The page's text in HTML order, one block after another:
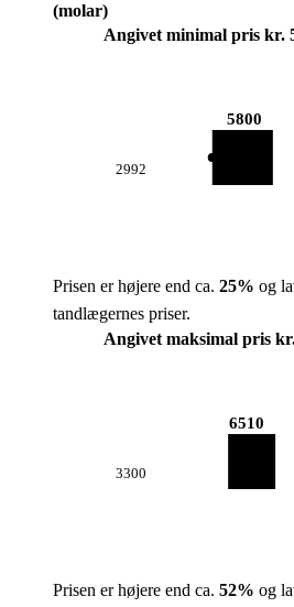
(molar)
Angivet minimal pris kr.
2992
5800
Prisen er højere end ca. 25% og
tandlægernes priser.
Angivet maksimal pris
3300
6510
Prisen er højere end ca. 52% og